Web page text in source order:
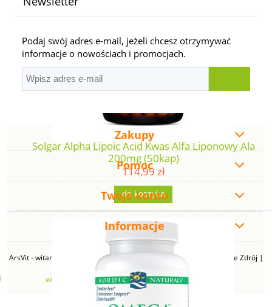
Solgar Alpha Lipoic Acid Kwas Alfa Liponowy Ala
200mg (50kap)
114,99 zł
do koszyka
Podaj swój adres e-mail, jeżeli chcesz otrzymywać
informacje o nowościach i promocjach.
Zakupy
Pomoc
Twoje konto
Informacje
ArsVit - witaminyswanson.pl | ul. Zimowa 49B, 43-230 Goczałkowice Zdrój |
NIP: 6381219140 | REGON: 276280385 | Email:
witaminyswanson@gmail.com| Telefon:665 626 833